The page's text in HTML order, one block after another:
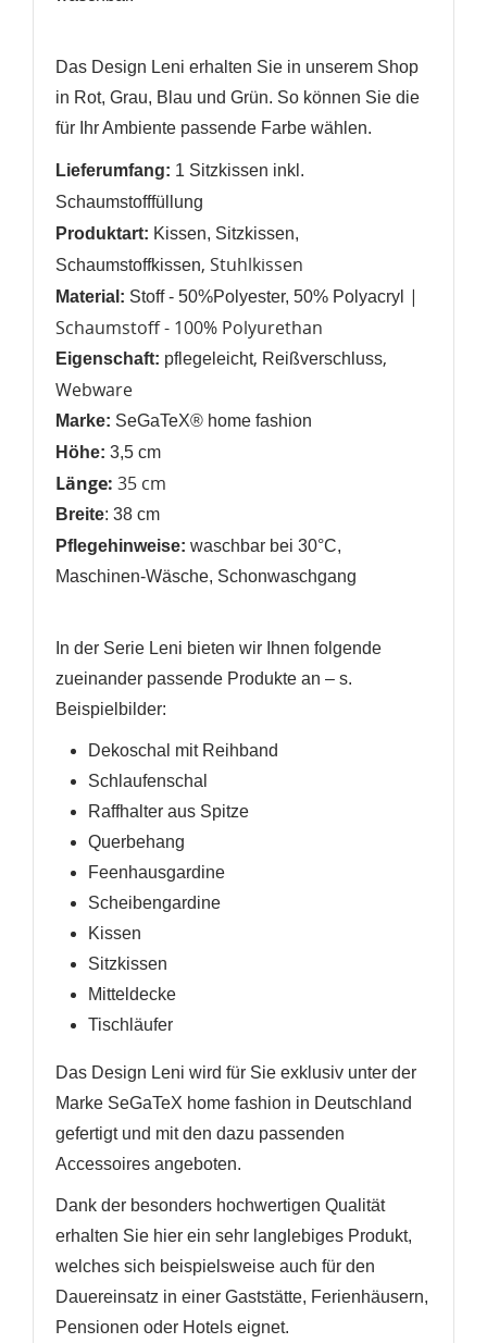
Das Design Leni erhalten Sie in unserem Shop
in Rot, Grau, Blau und Grün. So können Sie die
für Ihr Ambiente passende Farbe wählen.
Lieferumfang: 1 Sitzkissen inkl.
Schaumstofffüllung
Produktart: Kissen, Sitzkissen,
Schaumstoffkissen, Stuhlkissen
Material: Stoff - 50%Polyester, 50% Polyacryl
|
Schaumstoff - 100% Polyurethan
Eigenschaft: pflegeleicht, Reißverschluss,
Webware
Marke: SeGaTeX® home fashion
Höhe: 3,5 cm
Länge: 35 cm
Breite: 38 cm
Pflegehinweise: waschbar bei 30°C,
Maschinen-Wäsche, Schonwaschgang
In der Serie Leni bieten wir Ihnen folgende
zueinander passende Produkte an – s.
Beispielbilder:
Dekoschal mit Reihband
Schlaufenschal
Raffhalter aus Spitze
Querbehang
Feenhausgardine
Scheibengardine
Kissen
Sitzkissen
Mitteldecke
Tischläufer
Das Design Leni wird für Sie exklusiv unter der
Marke SeGaTeX home fashion in Deutschland
gefertigt und mit den dazu passenden
Accessoires angeboten.
Dank der besonders hochwertigen Qualität
erhalten Sie hier ein sehr langlebiges Produkt,
welches sich beispielsweise auch für den
Dauereinsatz in einer Gaststätte, Ferienhäusern,
Pensionen oder Hotels eignet.
AUF MEINE WUNSCHLISTE
add_circle_outline Neue Liste anlegen
Name der Wunschliste
Sie müssen angemeldet sein, um Artikel Ihrer
Wunschliste hinzufügen zu können.